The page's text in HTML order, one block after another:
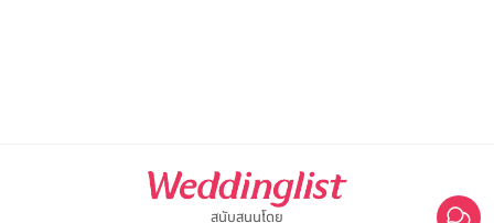
สนับสนุนโดย